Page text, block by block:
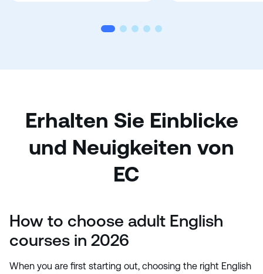
Erhalten Sie Einblicke
und Neuigkeiten von
EC
How to choose adult English
courses in 2026
When you are first starting out, choosing the right English